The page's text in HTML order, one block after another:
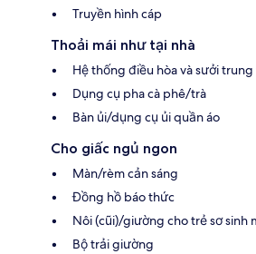
Truyền hình cáp
Thoải mái như tại nhà
Hệ thống điều hòa và sưởi
Dụng cụ pha cà phê/trà
Bàn ủi/dụng cụ ủi quần áo
Cho giấc ngủ ngon
Màn/rèm cản sáng
Đồng hồ báo thức
Nôi (cũi)/giường cho trẻ sơ sinh
Bộ trải giường